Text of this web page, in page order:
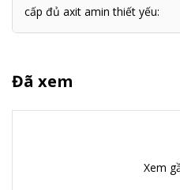
cấp đủ axit amin thiết yếu:
dễ tiêu hóa, ít gây dị
Đã xem
Xem